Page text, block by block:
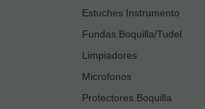
Estuches Instrumento
Fundas Boquilla/Tudel
Limpiadores
Microfonos
Protectores Boquilla